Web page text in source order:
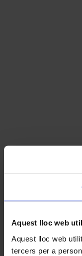
Aquest lloc web
Aquest lloc web
tercers per a